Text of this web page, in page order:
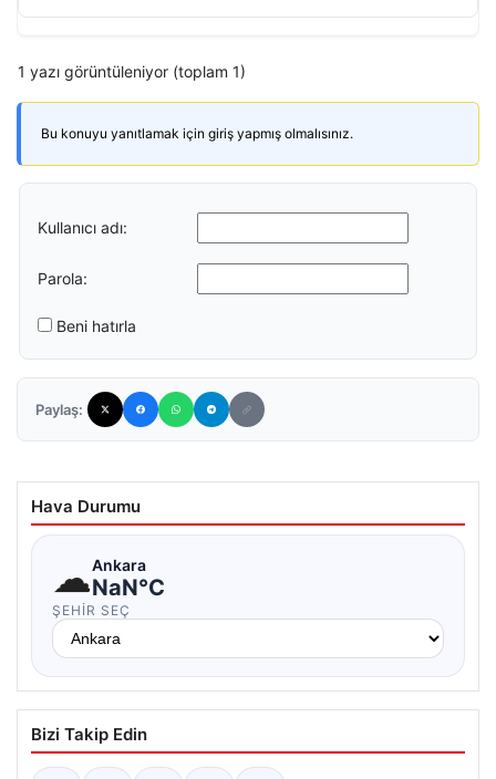
1 yazı görüntüleniyor (toplam 1)
Bu konuyu yanıtlamak için giriş yapmış olmalısınız.
Kullanıcı adı:
Parola:
Beni hatırla
Paylaş:
Hava Durumu
☁Ankara
NaN°C
ŞEHIR SEÇ
Bizi Takip Edin